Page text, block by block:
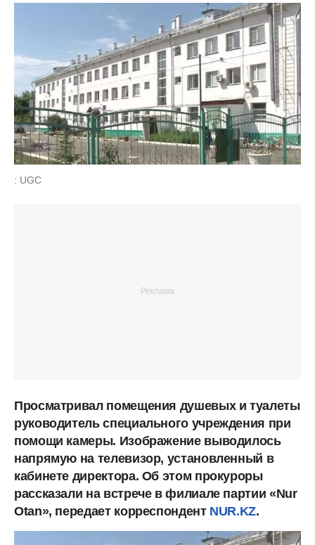
: UGC
Просматривал помещения душевых и туалеты
руководитель специального учреждения при
помощи камеры. Изображение выводилось
напрямую на телевизор, установленный в
кабинете директора. Об этом прокуроры
рассказали на встрече в филиале партии «Nur
Otan», передает корреспондент NUR.KZ.